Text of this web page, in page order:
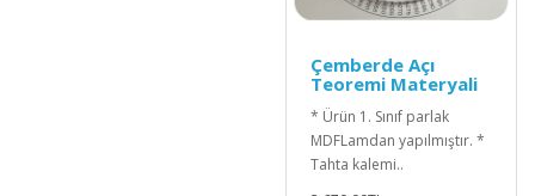
Çemberde Açı
Teoremi Materyali
* Ürün 1. Sınıf parlak
MDFLamdan yapılmıştır. *
Tahta kalemi..